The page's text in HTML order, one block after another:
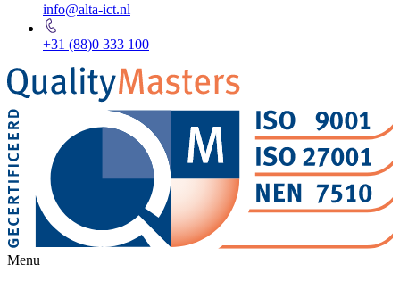
info@alta-ict.nl
+31 (88)0 333 100
Menu